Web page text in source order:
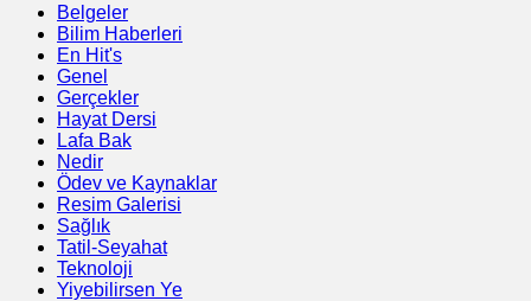
Belgeler
Bilim Haberleri
En Hit's
Genel
Gerçekler
Hayat Dersi
Lafa Bak
Nedir
Ödev ve Kaynaklar
Resim Galerisi
Sağlık
Tatil-Seyahat
Teknoloji
Yiyebilirsen Ye